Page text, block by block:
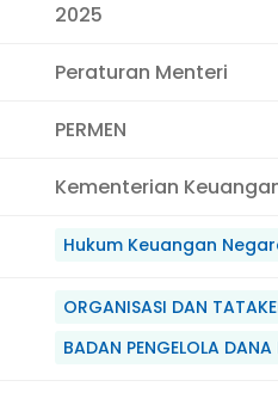
2025
Peraturan Menteri
PERMEN
Kementerian
Hukum Keuangan
ORGANISASI DAN
BADAN PENGELOLA DANA